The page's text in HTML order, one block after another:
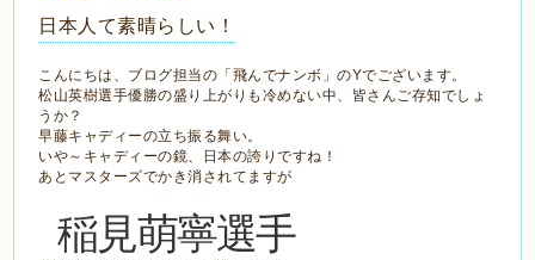
日本人て素晴らしい！
こんにちは、ブログ担当の「飛んでナンボ」のYでございます。
松山英樹選手優勝の盛り上がりも冷めない中、皆さんご存知でしょ
うか？
早藤キャディーの立ち振る舞い。
いや～キャディーの鏡、日本の誇りですね！
あとマスターズでかき消されてますが
稲見萌寧選手